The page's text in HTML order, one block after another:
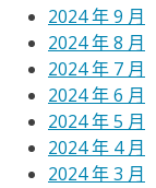
2024 年 9 月
2024 年 8 月
2024 年 7 月
2024 年 6 月
2024 年 5 月
2024 年 4 月
2024 年 3 月